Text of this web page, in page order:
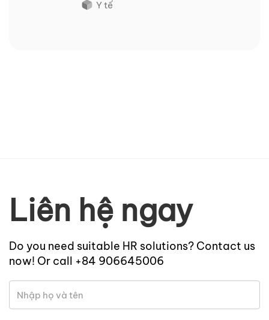
Y tế
Liên hệ ngay
Do you need suitable HR solutions? Contact us
now! Or call +84 906645006